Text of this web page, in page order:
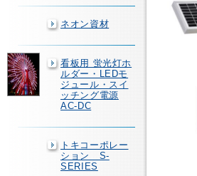
ネオン資材
看板用 蛍光灯ホ
ルダー・LEDモ
ジュール・スイ
ッチング電源
AC-DC
トキコーポレー
ション S-
SERIES